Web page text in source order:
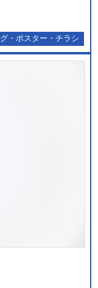
・ポスター・チラシ